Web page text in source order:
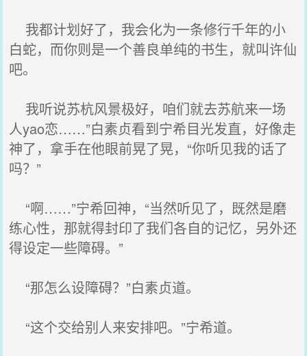
我都计划好了，我会化为一条修行千年的小
白蛇，而你则是一个善良单纯的书生，就叫许仙
吧。
我听说苏杭风景极好，咱们就去苏航来一场
人yao恋……”白素贞看到宁希目光发直，好像走
神了，拿手在他眼前晃了晃，“你听见我的话了
吗？”
“啊……”宁希回神，“当然听见了，既然是磨
练心性，那就得封印了我们各自的记忆，另外还
得设定一些障碍。”
“那怎么设障碍？”白素贞道。
“这个交给别人来安排吧。”宁希道。